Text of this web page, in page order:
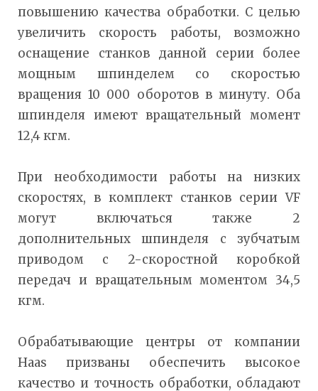
повышению качества обработки. С целью
увеличить скорость работы, возможно
оснащение станков данной серии более
мощным шпинделем со скоростью
вращения 10 000 оборотов в минуту. Оба
шпинделя имеют вращательный момент
12,4 кгм.
При необходимости работы на низких
скоростях, в комплект станков серии VF
могут включаться также 2
дополнительных шпинделя с зубчатым
приводом с 2-скоростной коробкой
передач и вращательным моментом 34,5
кгм.
Обрабатывающие центры от компании
Haas призваны обеспечить высокое
качество и точность обработки, обладают